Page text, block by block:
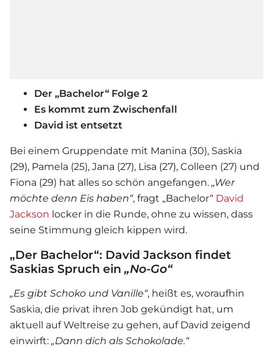
Der „Bachelor“ Folge 2
Es kommt zum Zwischenfall
David ist entsetzt
Bei einem Gruppendate mit Manina (30), Saskia
(29), Pamela (25), Jana (27), Lisa (27), Colleen (27) und
Fiona (29) hat alles so schön angefangen. „Wer
möchte denn Eis haben“, fragt „Bachelor“ David
Jackson locker in die Runde, ohne zu wissen, dass
seine Stimmung gleich kippen wird.
„Der Bachelor“: David Jackson findet
Saskias Spruch ein „No-Go“
„Es gibt Schoko und Vanille“, heißt es, woraufhin
Saskia, die privat ihren Job gekündigt hat, um
aktuell auf Weltreise zu gehen, auf David zeigend
einwirft: „Dann dich als Schokolade.“